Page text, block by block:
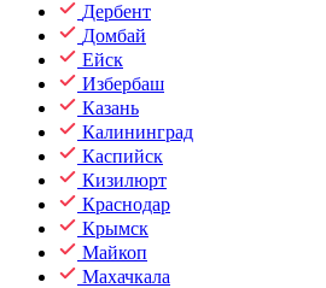
Дербент
Домбай
Ейск
Избербаш
Казань
Калининград
Каспийск
Кизилюрт
Краснодар
Крымск
Майкоп
Махачкала